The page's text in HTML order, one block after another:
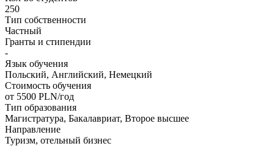
250
Тип собственности
Частный
Гранты и стипендии
-
Язык обучения
Польский, Английский, Немецкий
Стоимость обучения
от 5500 PLN/год
Тип образования
Магистратура, Бакалавриат, Второе высшее
Направление
Туризм, отельный бизнес